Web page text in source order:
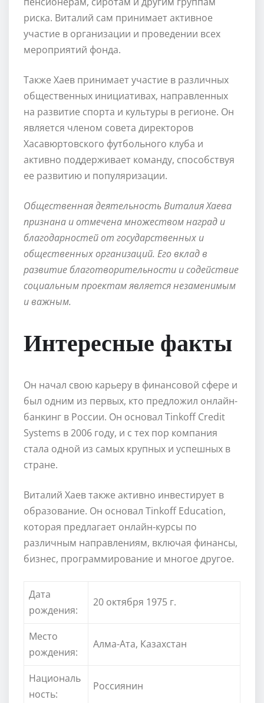
риска. Виталий сам принимает активное
участие в организации и проведении всех
мероприятий фонда.
Также Хаев принимает участие в различных
общественных инициативах, направленных
на развитие спорта и культуры в регионе. Он
является членом совета директоров
Хасавюртовского футбольного клуба и
активно поддерживает команду, способствуя
ее развитию и популяризации.
Общественная деятельность Виталия Хаева
признана и отмечена множеством наград и
благодарностей от государственных и
общественных организаций. Его вклад в
развитие благотворительности и содействие
социальным проектам является незаменимым
и важным.
Интересные факты
Он начал свою карьеру в финансовой сфере и
был одним из первых, кто предложил онлайн-
банкинг в России. Он основал Tinkoff Credit
Systems в 2006 году, и с тех пор компания
стала одной из самых крупных и успешных в
стране.
Виталий Хаев также активно инвестирует в
образование. Он основал Tinkoff Education,
которая предлагает онлайн-курсы по
различным направлениям, включая финансы,
бизнес, программирование и многое другое.
Дата
рождения:
20 октября 1975 г.
Место
рождения:
Алма-Ата, Казахстан
Националь
ность:
Россиянин